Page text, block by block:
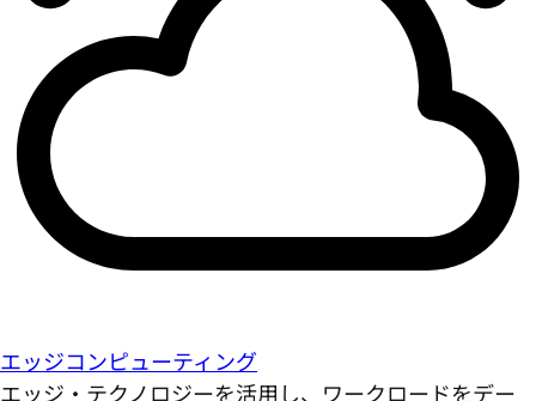
エッジ・テクノロジーを活用し、ワークロードをデー